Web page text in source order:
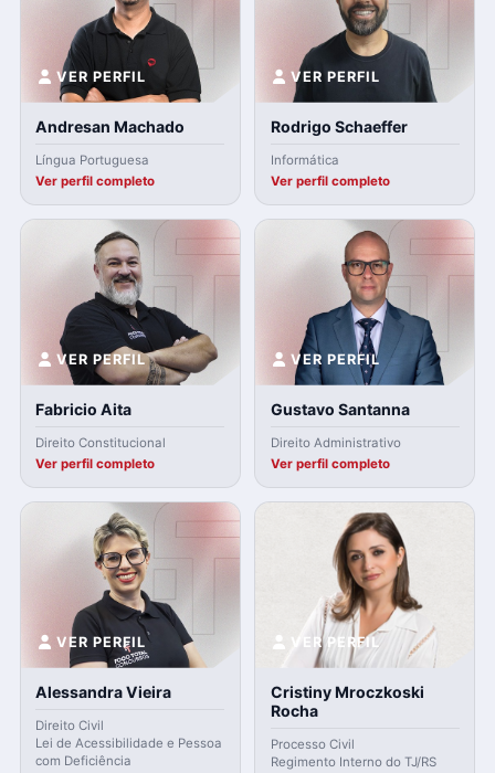
VER PERFIL
Andresan Machado
Língua Portuguesa
Ver perfil completo
VER PERFIL
Rodrigo Schaeffer
Informática
Ver perfil completo
VER PERFIL
Fabricio Aita
Direito Constitucional
Ver perfil completo
VER PERFIL
Gustavo Santanna
Direito Administrativo
Ver perfil completo
VER PERFIL
Alessandra Vieira
Direito Civil
Lei de Acessibilidade e Pessoa
com Deficiência
VER PERFIL
Cristiny Mroczkoski
Rocha
Processo Civil
Regimento Interno do TJ/RS